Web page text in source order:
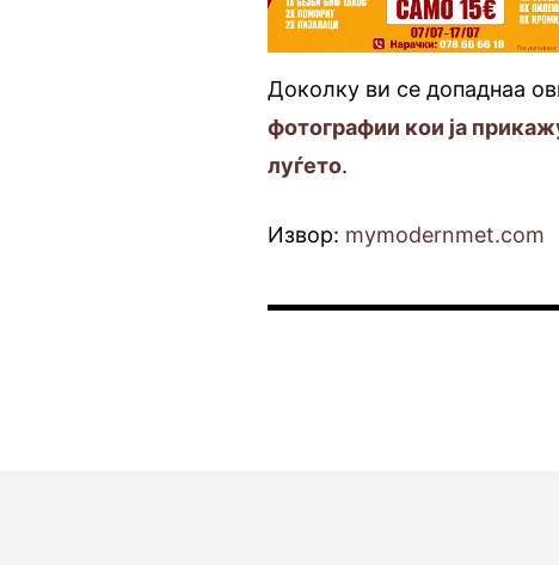
Доколку ви се допаднаа
фотографии кои ја
луѓето.
Извор: mymodernmet.com